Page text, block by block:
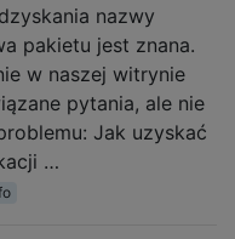
nazwy
pakietu jest znana.
w naszej witrynie
pytania, ale nie
Jak uzyskać
…